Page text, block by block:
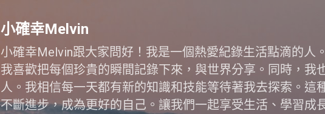
小確幸Melvin
小確幸Melvin跟大家問好！我是一個熱愛紀錄生活點滴的人
我喜歡把每個珍貴的瞬間記錄下來，與世界分享。同時，我
人。我相信每一天都有新的知識和技能等待著我去探索。這
不斷進步，成為更好的自己。讓我們一起享受生活、學習成